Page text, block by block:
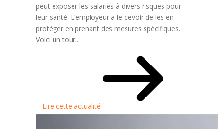
peut exposer les salariés à divers risques pour
leur santé. L’employeur a le devoir de les en
protéger en prenant des mesures spécifiques.
Voici un tour...
Lire cette actualité